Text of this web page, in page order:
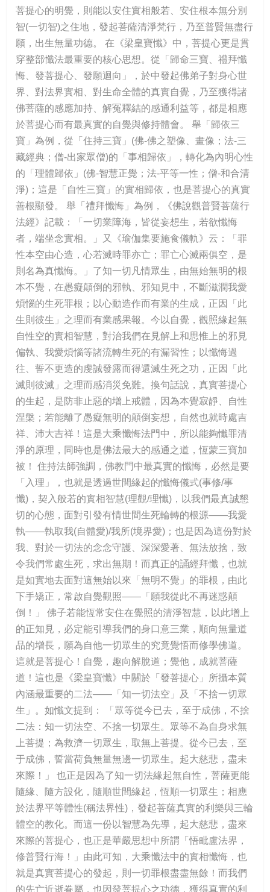
菩提心的明覺，則能以安住實相般若、安住根本無分別
智(一切智)之住地，發起菩薩清淨梵行，乃至普賢無盡行
願，出生無量功德。 在《梁皇寶懺》中，菩提心更是貫
穿整部懺法最重要的核心思想。從「歸命三寶、禮拜懺
悔、發菩提心、發願迴向」，於中發起佛弟子對身心世
界、對法界實相、對生命全體的真實自覺，乃至獲得諸
佛菩薩的感應加持、解冤釋結的感通利益等，都是相應
於菩提心而有最真實的自覺與修持體會。 舉「歸依三
寶」為例，從「住持三寶」(佛-佛之塑像、畫像；法-三
藏經典；僧-出家眾僧)的「事相歸依」，轉化為內明心性
的「理體歸依」(佛-智慧正覺；法-平等一性；僧-和合清
淨)；這是「自性三寶」的實相歸依，也是菩提心的真實
善根顯發。 舉「禮拜懺悔」為例，《佛說觀普賢菩薩行
法經》記載：「一切業障海，皆從妄想生，若欲懺悔
者，端坐念實相。」又《瑜伽集要施食儀軌》云：「罪
性本空由心造，心若滅時罪亦亡；罪亡心滅兩俱空，是
則名為真懺悔。」了知一切凡情眾生，由無始無明的根
本不覺，在愚癡顛倒的邪執、邪知見中，不斷滋潤我愛
煩惱的生死罪根；以心動造作而有業的生成，正因「此
生則彼生」之理而有業感果報。今以自覺，觀照緣起無
自性空的實相智慧，對治我們在見解上和思惟上的邪見
偏執、我愛煩惱等諸流轉生死的有漏習性；以懺悔過
往、誓不更造的虔誠發露而得還滅生死之功，正因「此
滅則彼滅」之理而感消災免難。換句話說，真實菩提心
的生起，是防非止惡的增上戒體，因為本覺寂靜、自性
涅槃；若能離了愚癡無明的顛倒妄想，自然也就時處吉
祥、沛大吉祥！這是大乘懺悔法門中，所以能夠懺罪清
淨的原理，同時也是佛法最大的感通之道，恆蒙三寶加
被！ 住持法師強調，佛教門中最真實的懺悔，必然是要
「入理」，也就是透過世間緣起的懺悔儀式(事修/事
懺)，契入般若的實相智慧(理觀/理懺)，以我們最真誠懇
切的心態，面對引發有情世間生死輪轉的根源——我愛
執——執取我(自體愛)/我所(境界愛)；也是因為這份對於
我、對於一切法的念念守護、深深愛著、無法放捨，致
令我們常處生死，求出無期！而真正的誦經拜懺，也就
是如實地去面對這無始以來「無明不覺」的罪根，由此
下手矯正，常啟自覺觀照——「願我從此不再迷惑顛
倒！」 佛子若能恆常安住在覺照的清淨智慧，以此增上
的正知見，必定能引導我們的身口意三業，順向無量道
品的增長，願為自他一切眾生的究竟覺悟而修學佛道。
這就是菩提心！自覺，趣向解脫道；覺他，成就菩薩
道！這也是《梁皇寶懺》中關於「發菩提心」所攝本質
內涵最重要的二法——「知一切法空」及「不捨一切眾
生」。如懺文提到： 「眾等從今已去，至于成佛，不捨
二法：知一切法空、不捨一切眾生。眾等不為自身求無
上菩提；為救濟一切眾生，取無上菩提。從今已去，至
于成佛，誓當荷負無量無邊一切眾生。起大慈悲，盡未
來際！」 也正是因為了知一切法緣起無自性，菩薩更能
隨緣、隨方設化，隨順世間緣起，恆順一切眾生；相應
於法界平等體性(稱法界性)，發起菩薩真實的利樂與三輪
體空的教化。而這一份以智慧為先導，起大慈悲，盡來
來際的菩提心，也正是華嚴思想中所謂「悟毗盧法界，
修普賢行海！」由此可知，大乘懺法中的實相懺悔，也
就是真實菩提心的發起，則一切罪根盡盡無餘！而我們
的先亡近逝眷屬，也因發菩提心之功德，獲得真實的利